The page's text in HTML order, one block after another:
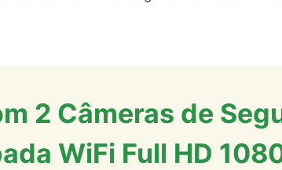
2 Câmeras de
WiFi Full HD